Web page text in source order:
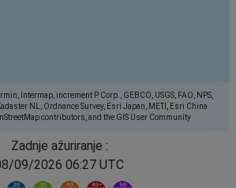
Intermap, increment P Corp., GEBCO, USGS, FAO, NPS,
NL, Ordnance Survey, Esri Japan, METI, Esri China
contributors, and the GIS User Community
Zadnje ažuriranje :
09/2026 06:27 UTC